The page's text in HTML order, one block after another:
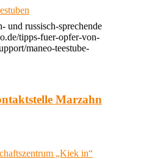
und russisch-sprechende
tipps-fuer-opfer-von-
maneo-teestube-
Marzahn
„Kiek in“